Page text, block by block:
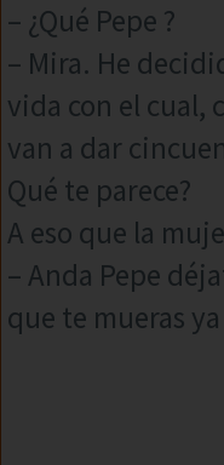
– ¿Qué Pepe ?
– Mira. He
vida con el cual,
van a dar
Qué te parece?
A eso que la
– Anda Pepe
que te mueras